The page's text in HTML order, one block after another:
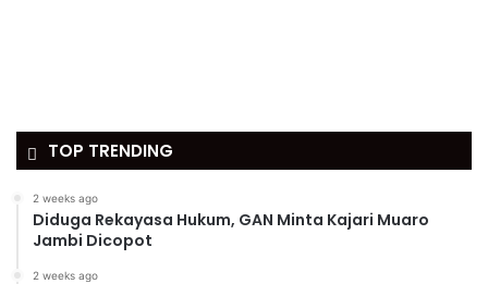
TOP TRENDING
2 weeks ago
Diduga Rekayasa Hukum, GAN Minta Kajari Muaro
Jambi Dicopot
2 weeks ago